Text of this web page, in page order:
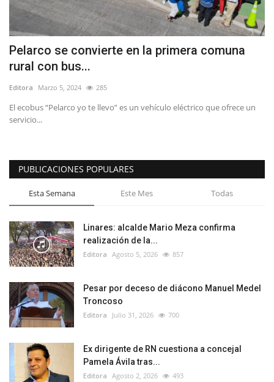
Deporte
Política
Espectáculos
Pelarco se convierte en la primera comuna
rural con bus...
Editora Marzo 5, 2024 285
El ecobus “Pelarco yo te llevo” es un vehículo eléctrico que ofrece un
servicio...
PUBLICACIONES POPULARES
Esta Semana Este Mes Todas
Linares: alcalde Mario Meza confirma
realización de la...
Editora Agosto 5, 2026 857
Pesar por deceso de diácono Manuel Medel
Troncoso
Editora Julio 31, 2026 700
Ex dirigente de RN cuestiona a concejal
Pamela Ávila tras...
Editora Agosto 2, 2026 493